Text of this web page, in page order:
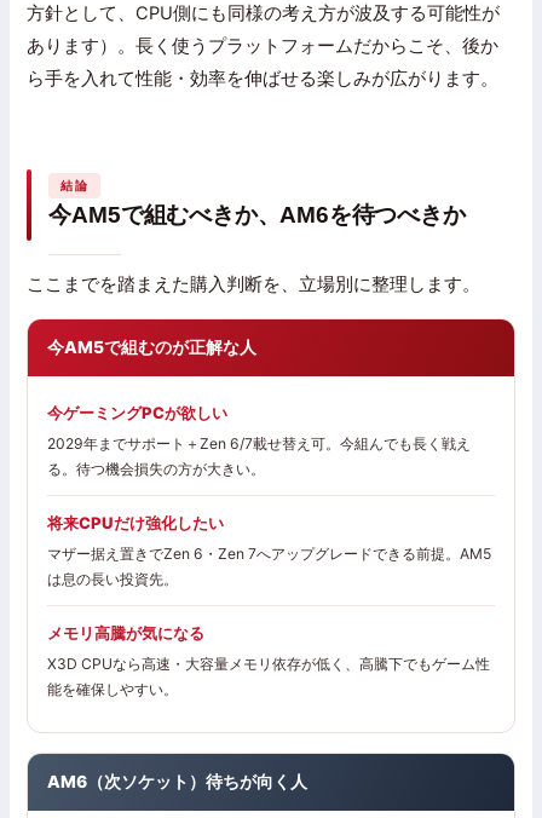
方針として、CPU側にも同様の考え方が波及する可能性が
あります）。長く使うプラットフォームだからこそ、後か
ら手を入れて性能・効率を伸ばせる楽しみが広がります。
結論
今AM5で組むべきか、AM6を待つべきか
ここまでを踏まえた購入判断を、立場別に整理します。
今AM5で組むのが正解な人
今ゲーミングPCが欲しい
2029年までサポート＋Zen 6/7載せ替え可。今組んでも長く戦え
る。待つ機会損失の方が大きい。
将来CPUだけ強化したい
マザー据え置きでZen 6・Zen 7へアップグレードできる前提。AM5
は息の長い投資先。
メモリ高騰が気になる
X3D CPUなら高速・大容量メモリ依存が低く、高騰下でもゲーム性
能を確保しやすい。
AM6（次ソケット）待ちが向く人